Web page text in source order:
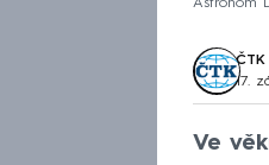
Astronom
ČTK
17.
Ve